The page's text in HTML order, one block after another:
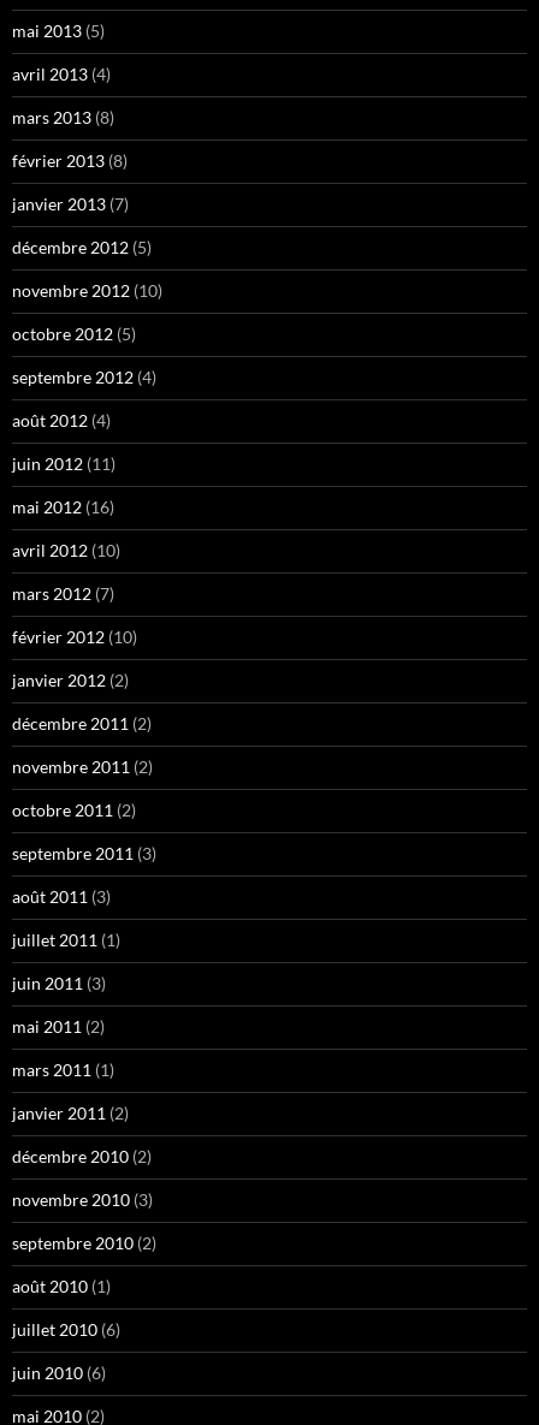
mai 2013 (5)
avril 2013 (4)
mars 2013 (8)
février 2013 (8)
janvier 2013 (7)
décembre 2012 (5)
novembre 2012 (10)
octobre 2012 (5)
septembre 2012 (4)
août 2012 (4)
juin 2012 (11)
mai 2012 (16)
avril 2012 (10)
mars 2012 (7)
février 2012 (10)
janvier 2012 (2)
décembre 2011 (2)
novembre 2011 (2)
octobre 2011 (2)
septembre 2011 (3)
août 2011 (3)
juillet 2011 (1)
juin 2011 (3)
mai 2011 (2)
mars 2011 (1)
janvier 2011 (2)
décembre 2010 (2)
novembre 2010 (3)
septembre 2010 (2)
août 2010 (1)
juillet 2010 (6)
juin 2010 (6)
mai 2010 (2)